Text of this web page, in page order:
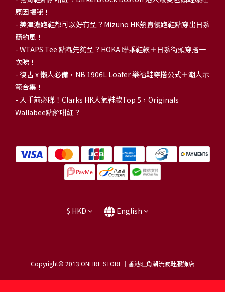
原因揭秘！
- 美津濃跑鞋都可以好有型？Mizuno HK熱賣慢跑鞋點穿出日系
簡約風！
- WTAPS Tee 點襯先夠型？HOKA 聯乘鞋款＋日系街頭穿搭一
次睇！
- 復古 x 懶人必備，NB 1906L Loafer 樂福鞋穿搭公式＋潮人示
範合集！
- 入手前必睇！Clarks HK人氣鞋款Top 5，Originals
Wallabee點解咁紅？
$ HKD English
Copyright© 2013 ONFIRE STORE｜香港旺角潮流波鞋服飾店